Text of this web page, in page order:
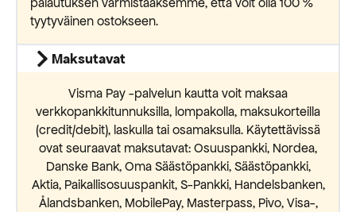
tyytyväinen ostokseen.
Maksutavat
Visma Pay -palvelun kautta voit maksaa
verkkopankkitunnuksilla, lompakolla, maksukorteilla
(credit/debit), laskulla tai osamaksulla. Käytettävissä
ovat seuraavat maksutavat: Osuuspankki, Nordea,
Danske Bank, Oma Säästöpankki, Säästöpankki,
Aktia, Paikallisosuuspankit, S-Pankki, Handelsbanken,
Ålandsbanken, MobilePay, Masterpass, Pivo, Visa-,